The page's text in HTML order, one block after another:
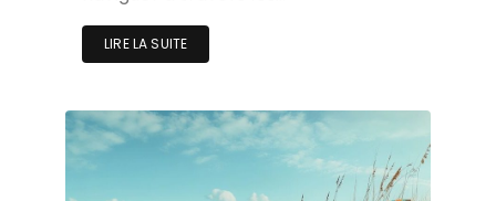
LIRE LA SUITE